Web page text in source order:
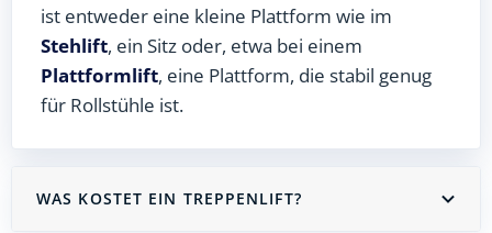
ist entweder eine kleine Plattform wie im
Stehlift, ein Sitz oder, etwa bei einem
Plattformlift, eine Plattform, die stabil genug
für Rollstühle ist.
WAS KOSTET EIN TREPPENLIFT?